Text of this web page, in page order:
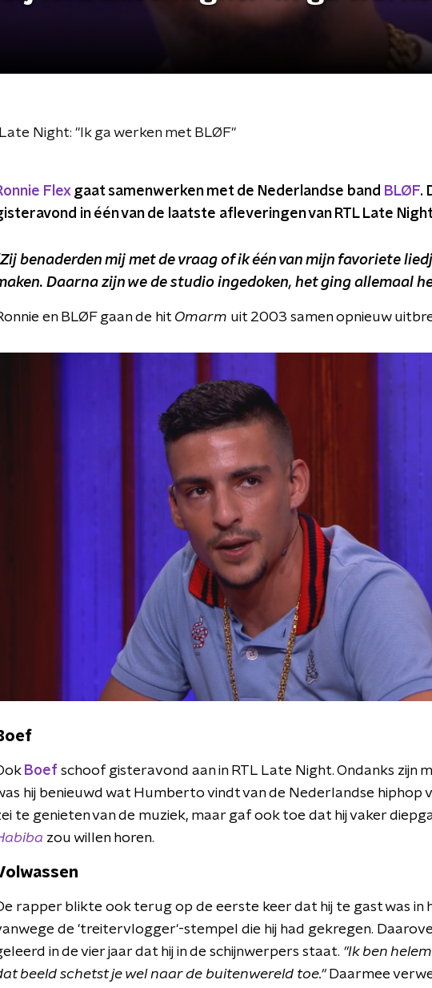
Late Night: "Ik ga werken met BLØF"
Flexgaat samenwerken met de Nederlandse band BLØF.
in één van de laatste afleveringen van RTL Late
benaderden mij met de vraag of ik één van mijn favoriete
Daarna zijn we de studio ingedoken, het ging allemaal
en BLØF gaan de hit Omarm uit 2003 samen opnieuw
Boef schoof gisteravond aan in RTL Late Night. Ondanks zijn
hij benieuwd wat Humberto vindt van de Nederlandse hiphop
te genieten van de muziek, maar gaf ook toe dat hij vaker
zou willen horen.
rapper blikte ook terug op de eerste keer dat hij te gast was in
de 'treitervlogger'-stempel die hij had gekregen.
in de vier jaar dat hij in de schijnwerpers staat. "Ik ben
beeld schetst je wel naar de buitenwereld toe."Daarmee